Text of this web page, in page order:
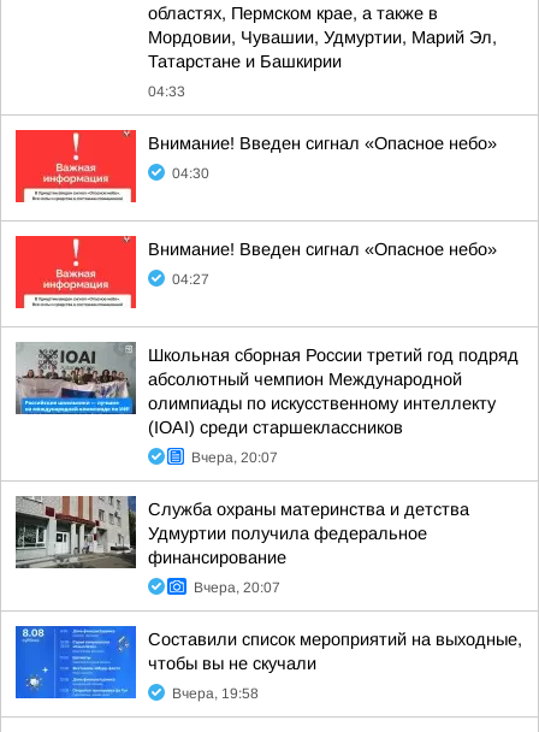
областях, Пермском крае, а также в
Мордовии, Чувашии, Удмуртии, Марий Эл,
Татарстане и Башкирии
04:33
Внимание! Введен сигнал «Опасное небо»
04:30
Внимание! Введен сигнал «Опасное небо»
04:27
Школьная сборная России третий год подряд
абсолютный чемпион Международной
олимпиады по искусственному интеллекту
(IOAI) среди старшеклассников
Вчера, 20:07
Служба охраны материнства и детства
Удмуртии получила федеральное
финансирование
Вчера, 20:07
Составили список мероприятий на выходные,
чтобы вы не скучали
Вчера, 19:58